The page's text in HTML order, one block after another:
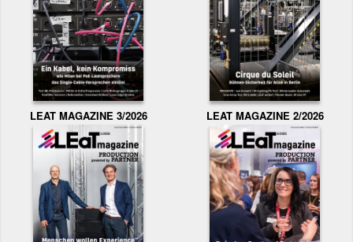
LEAT MAGAZINE 3/2026 LEAT MAGAZINE 2/2026